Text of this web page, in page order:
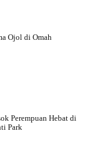
Ojol di Omah
Perempuan Hebat di
Park